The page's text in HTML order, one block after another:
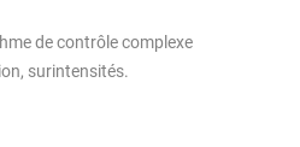
de contrôle complexe
surintensités.